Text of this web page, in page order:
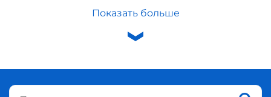
Показать больше